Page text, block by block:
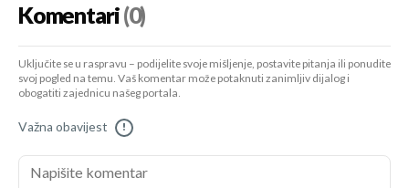
Komentari(0)
Uključite se u raspravu – podijelite svoje mišljenje, postavite pitanja ili ponudite
svoj pogled na temu. Vaš komentar može potaknuti zanimljiv dijalog i
obogatiti zajednicu našeg portala.
Važna obavijest !